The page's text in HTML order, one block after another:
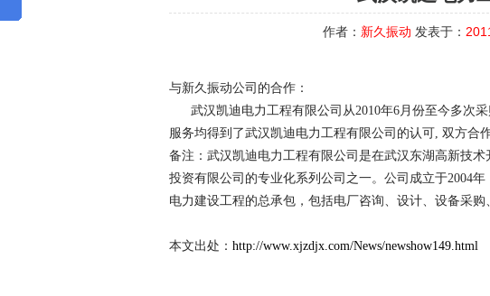
作者： 新久振动 发表于：
与新久振动公司的合作：
武汉凯迪电力工程有限公司从2010年6月份至今多次采
服务均得到了武汉凯迪电力工程有限公司的认可, 双方合
备注：武汉凯迪电力工程有限公司是在武汉东湖高新技
投资有限公司的专业化系列公司之一。公司成立于2004
电力建设工程的总承包，包括电厂咨询、设计、设备采购
本文出处： http://www.xjzdjx.com/News/newshow149.html